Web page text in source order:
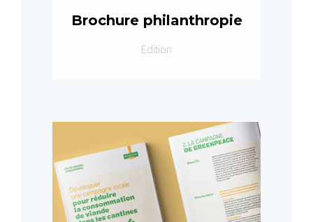
Brochure philanthropie
Edition